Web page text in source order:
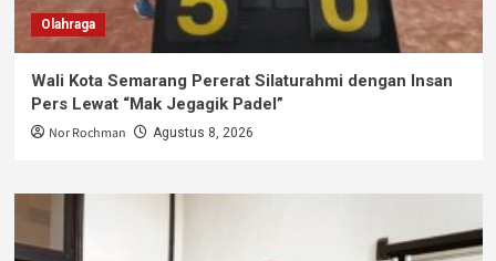
Olahraga
Wali Kota Semarang Pererat Silaturahmi dengan Insan
Pers Lewat “Mak Jegagik Padel”
Nor Rochman Agustus 8, 2026